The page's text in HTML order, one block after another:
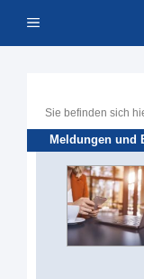
Inhalt Menü
Sie befinden sich
Meldungen und